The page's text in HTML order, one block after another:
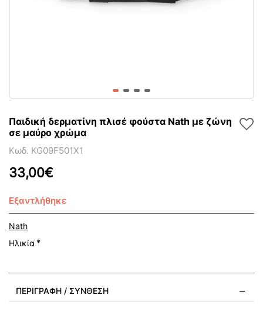
Παιδική δερματίνη πλισέ φούστα Nath με ζώνη
σε μαύρο χρώμα
Κωδ. KG09F501X1
33,00€
Εξαντλήθηκε
Nath
Ηλικία
ΠΕΡΙΓΡΑΦΉ / ΣΎΝΘΕΣΗ